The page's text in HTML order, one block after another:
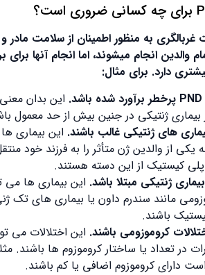
به منظور اطمینان از سلامت مادر و جنین
انجام میشوند، اما انجام آنها برای برخی از
برای مثال:
برآورد شده باشد.این بدان معنی است
ژنتیکی در جنین بیش از حد معمول باشد.
ژنتیکی غالب باشند.این بیماری‌ ها زمانی
والدین ژن متأثر را به فرزند خود منتقل کند.
از این دسته هستند.
مبتلا باشد.این بیماری ‌ها می ‌توانند
سندرم داون یا بیماری ‌های تک ژنی
کروموزومی باشند.این اختلالات می ‌توانند
یا ساختار کروموزوم ‌ها باشند. مثلاً
کروموزوم اضافی یا کم باشند.